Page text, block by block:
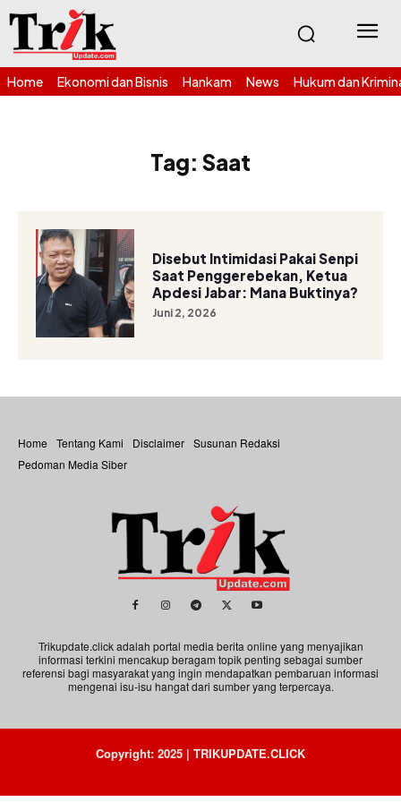
Home Ekonomi dan Bisnis Hankam News Hukum dan
Tag: Saat
Disebut Intimidasi Pakai Senpi
Saat Penggerebekan, Ketua
Apdesi Jabar: Mana Buktinya?
Juni 2, 2026
Home Tentang Kami Disclaimer Susunan Redaksi
Pedoman Media Siber
Trikupdate.click adalah portal media berita online yang menyajikan
informasi terkini mencakup beragam topik penting sebagai sumber
referensi bagi masyarakat yang ingin mendapatkan pembaruan informasi
mengenai isu-isu hangat dari sumber yang terpercaya.
Copyright: 2025 | TRIKUPDATE.CLICK